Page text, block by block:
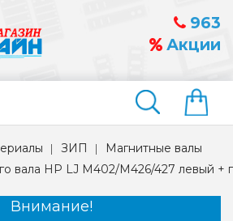
963
Акции
Найти
ЗИП
Магнитные валы
вала HP LJ M402/M426/427 левый +
Внимание!